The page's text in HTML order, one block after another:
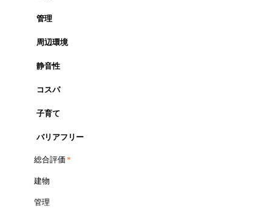
管理
周辺環境
静音性
コスパ
子育て
バリアフリー
総合評価 *
建物
管理